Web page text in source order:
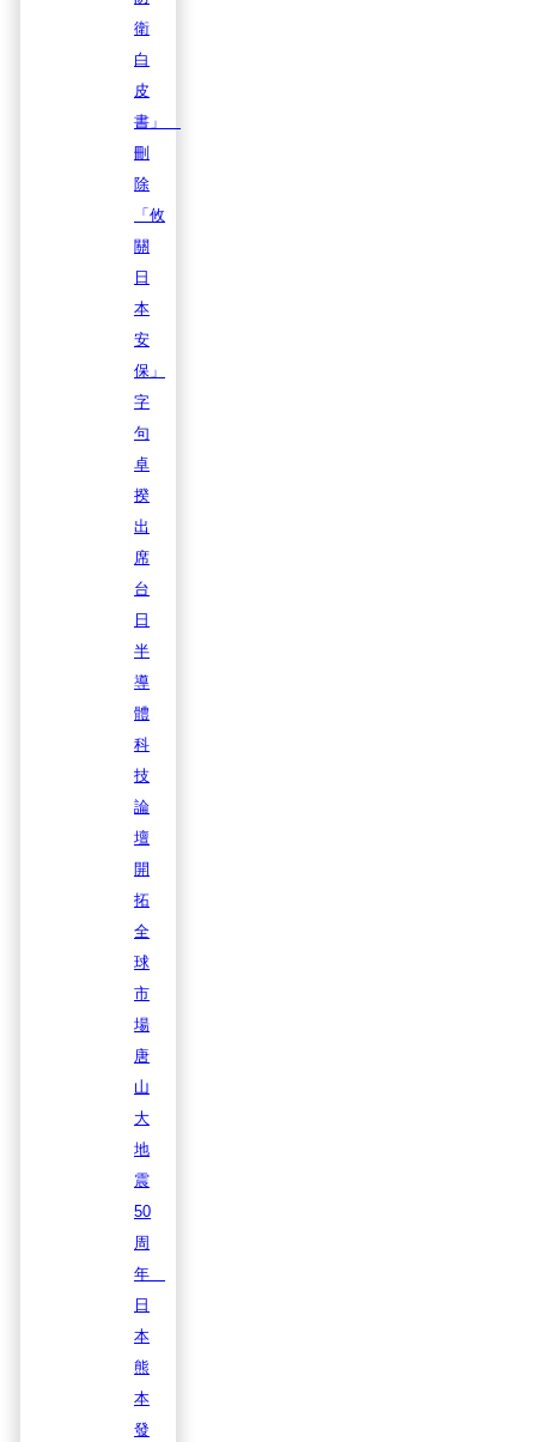
衛
白
皮
書」
刪
除
「攸
關
日
本
安
保」
字
句
卓
揆
出
席
台
日
半
導
體
科
技
論
壇
開
拓
全
球
市
場
唐
山
大
地
震
50
周
年
日
本
熊
本
發